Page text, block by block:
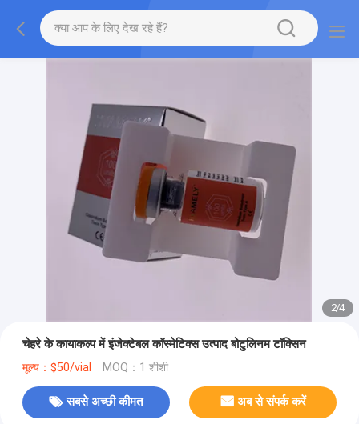
2/4
चेहरे के कायाकल्प में इंजेक्टेबल कॉस्मेटिक्स उत्पाद बोटुलिनम टॉक्सिन
मूल्य：$50/vial MOQ：1 शीशी
सबसे अच्छी कीमत अब से संपर्क करें